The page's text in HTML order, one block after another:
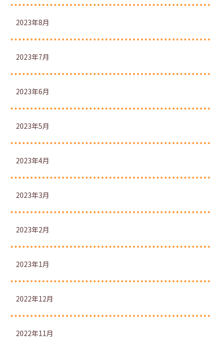
2023年8月
2023年7月
2023年6月
2023年5月
2023年4月
2023年3月
2023年2月
2023年1月
2022年12月
2022年11月